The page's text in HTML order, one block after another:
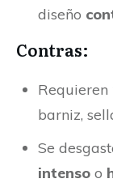
diseño
Contras:
Requieren
barniz,
Se
intenso o